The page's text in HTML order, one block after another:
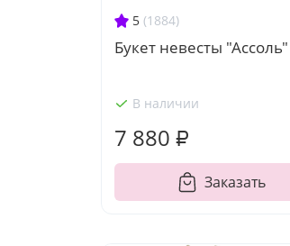
5 (1884)
Букет невесты "Ассоль"
В наличии
7 880 ₽
Заказать